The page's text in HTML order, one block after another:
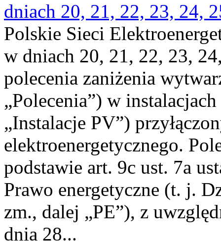
dniach 20, 21, 22, 23, 24,
Polskie Sieci
w dniach 20, 21, 22, 23,
polecenia zaniżenia
„Polecenia”) w
„Instalacje PV”)
elektroenergetycznego.
podstawie art. 9c ust. 7a
Prawo energetyczne (t. j.
zm., dalej „PE”), z
dnia 28...